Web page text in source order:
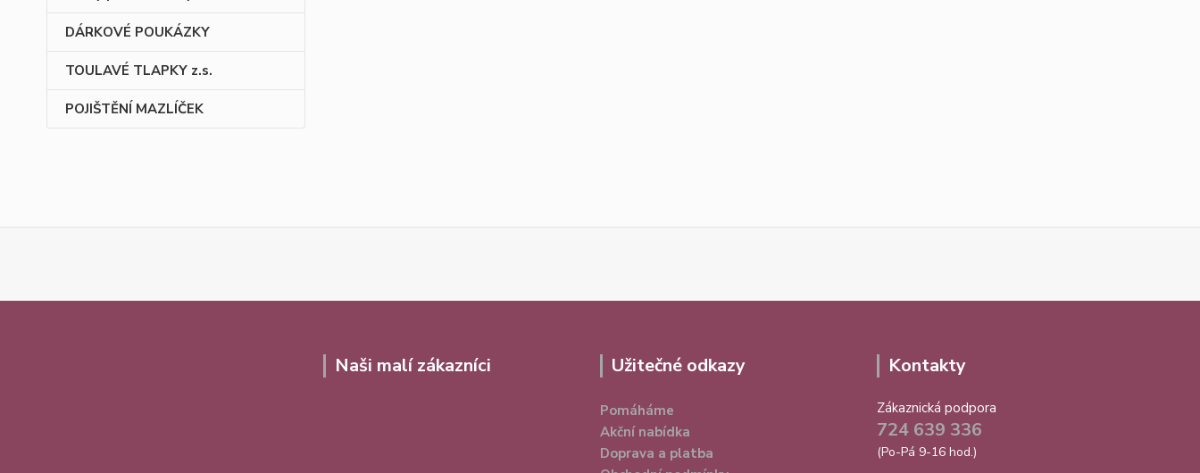
DÁRKOVÉ POUKÁZKY
TOULAVÉ TLAPKY z.s.
POJIŠTĚNÍ MAZLÍČEK
Naši malí zákazníci Užitečné odkazy
Pomáháme
Akční nabídka
Doprava a platba
Kontakty
Zákaznická podpora
724 639 336
(Po-Pá 9-16 hod.)